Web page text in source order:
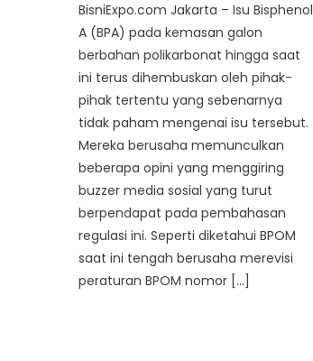
BisniExpo.com Jakarta – Isu Bisphenol
A (BPA) pada kemasan galon
berbahan polikarbonat hingga saat
ini terus dihembuskan oleh pihak-
pihak tertentu yang sebenarnya
tidak paham mengenai isu tersebut.
Mereka berusaha memunculkan
beberapa opini yang menggiring
buzzer media sosial yang turut
berpendapat pada pembahasan
regulasi ini. Seperti diketahui BPOM
saat ini tengah berusaha merevisi
peraturan BPOM nomor […]